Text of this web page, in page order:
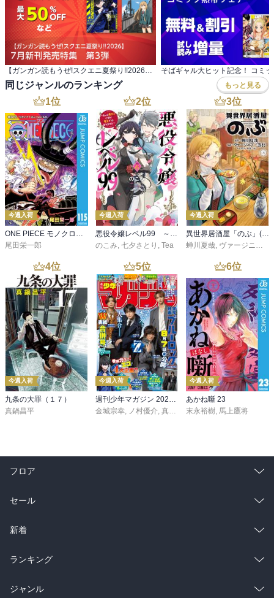
同じジャンルのランキング もっと見る
1位
今週入荷
ONE PIECE モノクロ版 115
尾田栄一郎
2位
今週入荷
悪役令嬢レベル99 ～私は裏ボスですが魔王ではありません～ その６
のこみ, 七夕さとり , Tea
3位
今週入荷
異世界居酒屋「のぶ」(22)
蝉川夏哉, ヴァージニア二等兵
4位
今週入荷
九条の大罪（１７）
真鍋昌平
5位
今週入荷
金城宗幸
ノ村優介 真島ヒロ ,宮島礼吏, 新川直司
6位
今週入荷
あかね噺 23
末永裕樹 馬上鷹将
フロア
総合
ラノベ
雑誌・グラビア
BL・TL
セール
総合
ラノベ
雑誌・グラビア
新着
総合
ラノベ
ランキング
総合
ジャンル